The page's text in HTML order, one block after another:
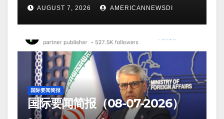
AUGUST 7, 2026 AMERICANNEWSDI
国际要闻简报
国际要闻简报（08-07-2026）